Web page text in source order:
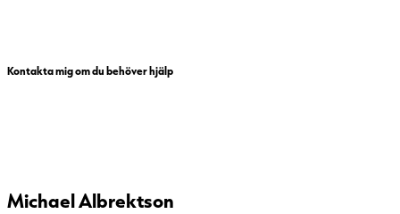
Kontakta mig om du behöver hjälp
Michael Albrektson